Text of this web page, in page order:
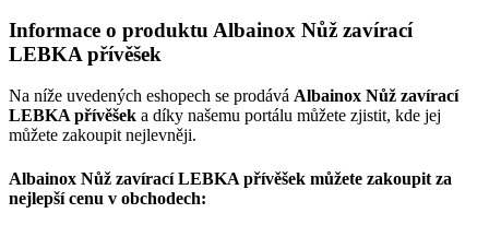
Informace o produktu Albainox Nůž zavírací
LEBKA přívěšek
Na níže uvedených eshopech se prodává Albainox Nůž zavírací
LEBKA přívěšek a díky našemu portálu můžete zjistit, kde jej
můžete zakoupit nejlevněji.
Albainox Nůž zavírací LEBKA přívěšek můžete zakoupit za
nejlepší cenu v obchodech: